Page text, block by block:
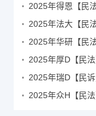
2025年得恩【民
2025年法大【民
2025年华研【民
2025年厚D【民
2025年众H【民